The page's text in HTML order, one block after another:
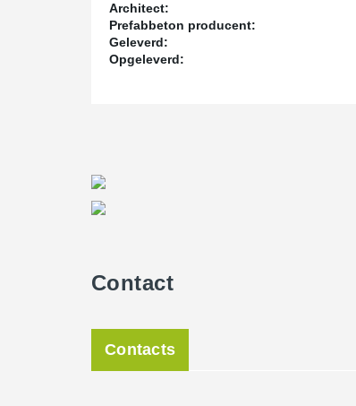
Architect:
Prefabbeton producent:
Geleverd:
Opgeleverd:
Contact
Contacts